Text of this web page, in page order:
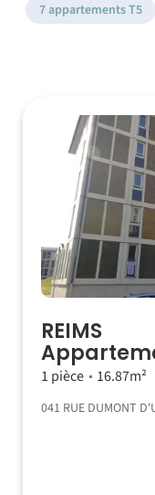
7 appartements T5
REIMS
1 pièce 16.87m²
041 RUE DUMONT